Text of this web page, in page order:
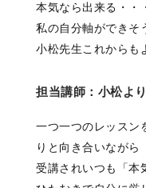
本気なら出来る・・
私の自分軸ができそ
小松先生これからも
担当講師：小松より
一つ一つのレッスン
りと向き合いながら
受講されいつも「本